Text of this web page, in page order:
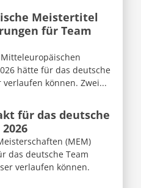
Meistertitel
für Team
hätte für das deutsche
können. Zwei...
für das deutsche
(MEM)
das deutsche Team
verlaufen können.